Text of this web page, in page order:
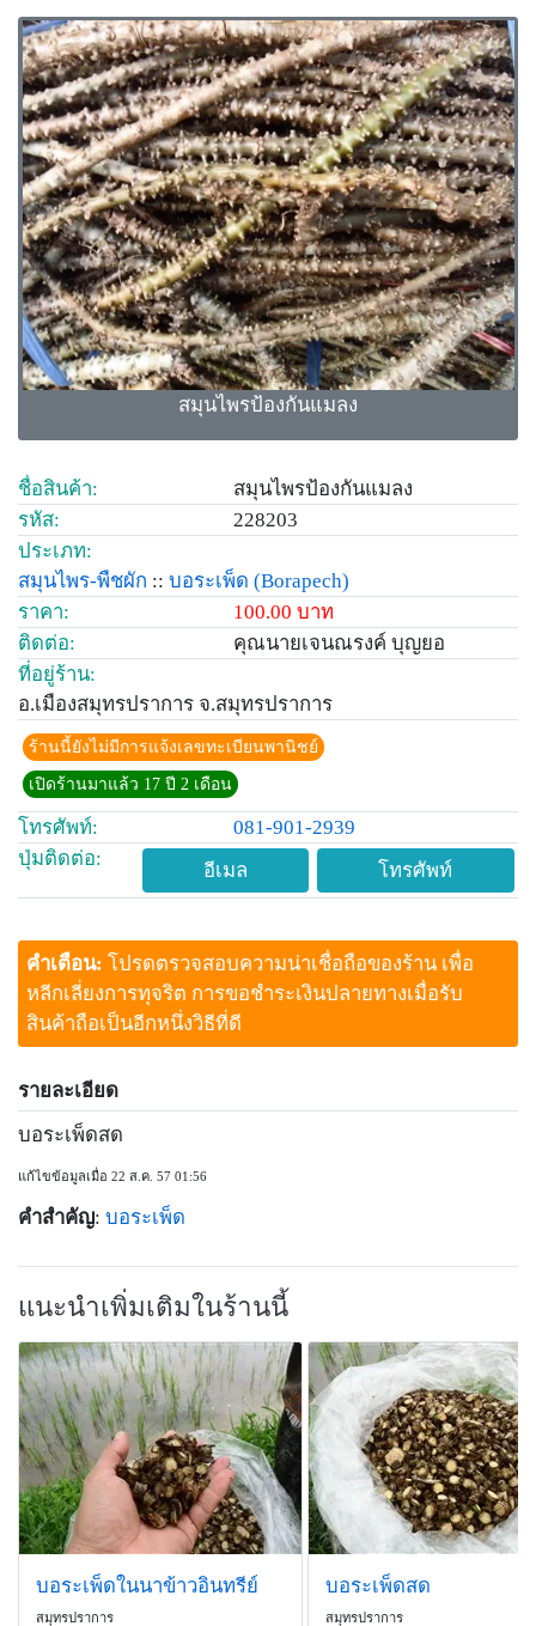
สมุนไพรป้องกันแมลง
ชื่อสินค้า:
สมุนไพรป้องกันแมลง
รหัส:
228203
ประเภท:
สมุนไพร-พืชผัก :: บอระเพ็ด (Borapech)
ราคา:
100.00 บาท
ติดต่อ:
คุณนายเจนณรงค์ บุญยอ
ที่อยู่ร้าน:
อ.เมืองสมุทรปราการ จ.สมุทรปราการ
ร้านนี้ยังไม่มีการแจ้งเลขทะเบียนพานิชย์
เปิดร้านมาแล้ว 17 ปี 2 เดือน
โทรศัพท์:
081-901-2939
ปุ่มติดต่อ:
อีเมล โทรศัพท์
คำเตือน: โปรดตรวจสอบความน่าเชื่อถือของร้าน เพื่อ
หลีกเลี่ยงการทุจริต การขอชำระเงินปลายทางเมื่อรับ
สินค้าถือเป็นอีกหนึ่งวิธีที่ดี
รายละเอียด
บอระเพ็ดสด
แก้ไขข้อมูลเมื่อ 22 ส.ค. 57 01:56
คำสำคัญ: บอระเพ็ด
แนะนำเพิ่มเติมในร้านนี้
บอระเพ็ดในนาข้าวอินทรีย์
สมุทรปราการ
บอระเพ็ดสด
สมุทรปราการ